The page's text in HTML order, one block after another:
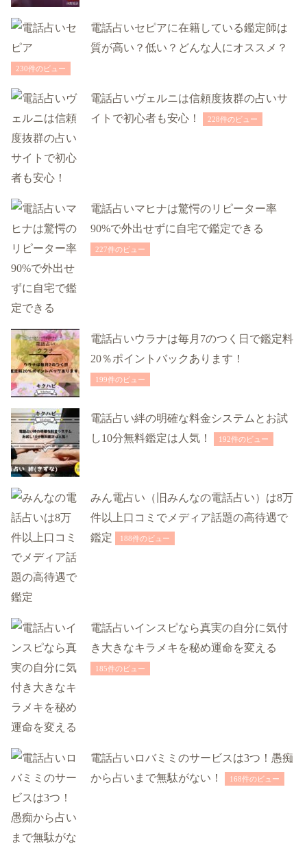
電話占いセピアに在籍している鑑定師は
質が高い？低い？どんな人にオススメ？
230件のビュー
電話占いヴェルニは信頼度抜群の占いサ
イトで初心者も安心！
228件のビュー
電話占いマヒナは驚愕のリピーター率
90%で外出せずに自宅で鑑定できる
227件のビュー
電話占いウラナは毎月7のつく日で鑑定料
20％ポイントバックあります！
199件のビュー
電話占い絆の明確な料金システムとお試
し10分無料鑑定は人気！
192件のビュー
みん電占い（旧みんなの電話占い）は8万
件以上口コミでメディア話題の高待遇で
鑑定
188件のビュー
電話占いインスピなら真実の自分に気付
き大きなキラメキを秘め運命を変える
185件のビュー
電話占いロバミミのサービスは3つ！愚痴
から占いまで無駄がない！
168件のビュー